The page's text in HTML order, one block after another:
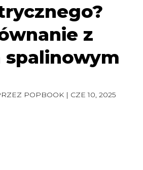
z
spalinowym
POPBOOK | CZE 10, 2025